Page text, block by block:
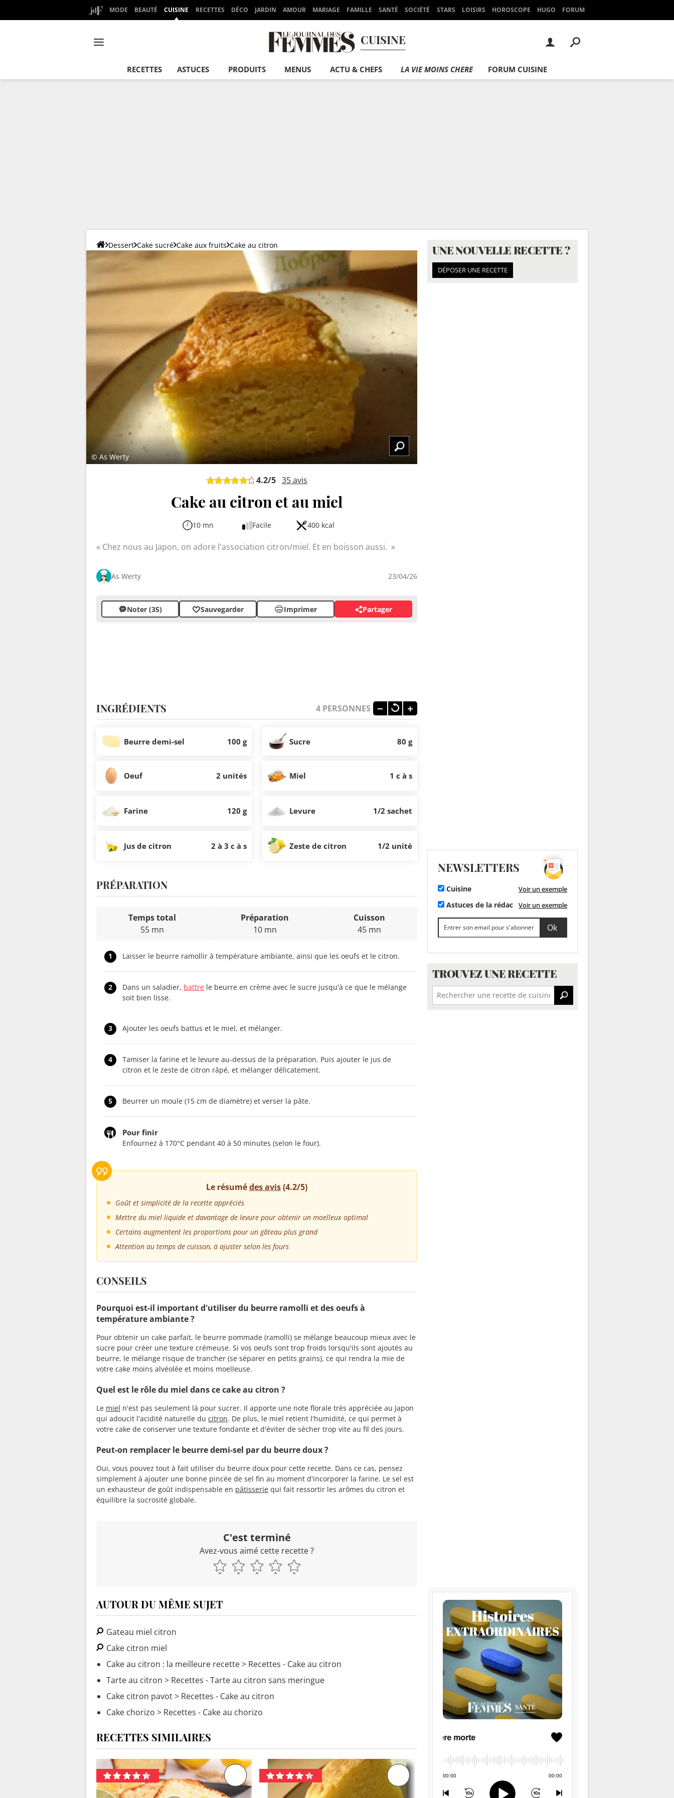
MODE BEAUTÉ CUISINE RECETTES DÉCO JARDIN AMOUR MARIAGE FAMILLE SANTÉ SOCIÉTÉ STARS LOISIRS HOROSCOPE HUGO FORUM
CUISINE
RECETTES ASTUCES PRODUITS MENUS ACTU & CHEFS LA VIE MOINS CHERE FORUM CUISINE
Dessert Cake sucré Cake aux fruits Cake au citron
© As Werty
4.2/5 35avis
Cake au citron et au miel
10 mn Facile 400 kcal
Chez nous au Japon, on adore l'association citron/miel. Et en boisson aussi.
As Werty 23/04/26
Noter (35) Sauvegarder Imprimer Partager
INGRÉDIENTS 4 PERSONNES
Beurre demi-sel 100 g Sucre 80 g
Oeuf 2 unités Miel 1 c à s
Farine 120 g Levure 1/2 sachet
Jus de citron 2 à 3 c à s Zeste de citron 1/2 unité
PRÉPARATION
Temps total
55 mn
Préparation
10 mn
Cuisson
45 mn
1 Laisser le beurre ramollir à température ambiante, ainsi que les oeufs et le citron.
2 Dans un saladier, battre le beurre en crème avec le sucre jusqu'à ce que le mélange
soit bien lisse.
3 Ajouter les oeufs battus et le miel, et mélanger.
4
Tamiser la farine et le levure au-dessus de la préparation. Puis ajouter le jus de
citron et le zeste de citron râpé, et mélanger délicatement.
5 Beurrer un moule (15 cm de diamètre) et verser la pâte.
Pour finir
Enfournez à 170°C pendant 40 à 50 minutes (selon le four).
Le résumédes avis(4.2/5)
Goût et simplicité de la recette appréciés
Mettre du miel liquide et davantage de levure pour obtenir un moelleux optimal
Certains augmentent les proportions pour un gâteau plus grand
Attention au temps de cuisson, à ajuster selon les fours
CONSEILS
Pourquoi est-il important d'utiliser du beurre ramolli et des oeufs à
température ambiante ?
Pour obtenir un cake parfait, le beurre pommade (ramolli) se mélange beaucoup mieux avec le
sucre pour créer une texture crémeuse. Si vos oeufs sont trop froids lorsqu'ils sont ajoutés au
beurre, le mélange risque de trancher (se séparer en petits grains), ce qui rendra la mie de
votre cake moins alvéolée et moins moelleuse.
Quel est le rôle du miel dans ce cake au citron ?
Le miel n'est pas seulement là pour sucrer. Il apporte une note florale très appréciée au Japon
qui adoucit l'acidité naturelle du citron. De plus, le miel retient l'humidité, ce qui permet à
votre cake de conserver une texture fondante et d'éviter de sécher trop vite au fil des jours.
Peut-on remplacer le beurre demi-sel par du beurre doux ?
Oui, vous pouvez tout à fait utiliser du beurre doux pour cette recette. Dans ce cas, pensez
simplement à ajouter une bonne pincée de sel fin au moment d'incorporer la farine. Le sel est
un exhausteur de goût indispensable en pâtisserie qui fait ressortir les arômes du citron et
équilibre la sucrosité globale.
C'est terminé
Avez-vous aimé cette recette ?
AUTOUR DU MÊME SUJET
Gateau miel citron
Cake citron miel
Cake au citron : la meilleure recette> Recettes - Cake au citron
Tarte au citron > Recettes - Tarte au citron sans meringue
Cake citron pavot> Recettes - Cake au citron
Cake chorizo > Recettes - Cake au chorizo
RECETTES SIMILAIRES
UNE NOUVELLE RECETTE ?
DÉPOSER UNE RECETTE
NEWSLETTERS
Cuisine Voir un exemple
Astuces de la rédac Voir un exemple
TROUVEZ UNE RECETTE